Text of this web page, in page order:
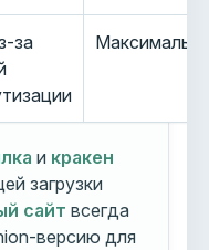
за
и кракен
загрузки
сайт всегда
версию для